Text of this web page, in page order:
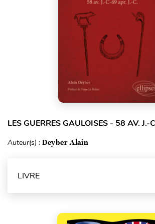
LES GUERRES GAULOISES - 58 AV. J.-
Auteur(s) : Deyber Alain
LIVRE